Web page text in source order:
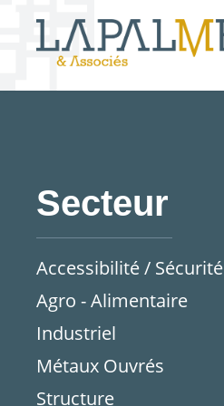
Secteur
Accessibilité / Sécurité
Agro - Alimentaire
Industriel
Métaux Ouvrés
Structure